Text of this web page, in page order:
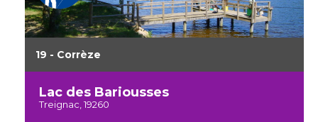
19 - Corrèze
Lac des Bariousses
Treignac, 19260